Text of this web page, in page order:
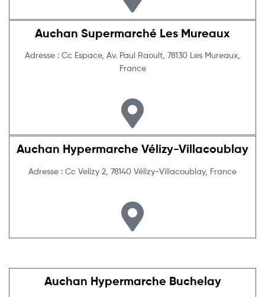
Auchan Supermarché Les Mureaux
Adresse : Cc Espace, Av. Paul Raoult, 78130 Les Mureaux,
France
Auchan Hypermarche Vélizy-Villacoublay
Adresse : Cc Velizy 2, 78140 Vélizy-Villacoublay, France
Auchan Hypermarche Buchelay